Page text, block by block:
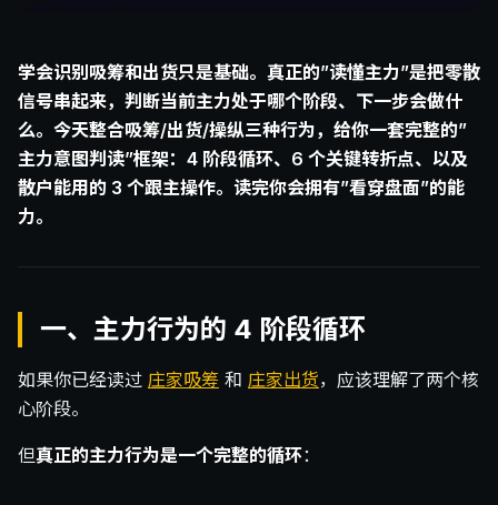
学会识别吸筹和出货只是基础。真正的”读懂主力”是把零散
信号串起来，判断当前主力处于哪个阶段、下一步会做什
么。今天整合吸筹/出货/操纵三种行为，给你一套完整的”
主力意图判读”框架：4 阶段循环、6 个关键转折点、以及
散户能用的 3 个跟主操作。读完你会拥有”看穿盘面”的能
力。
一、主力行为的 4 阶段循环
如果你已经读过 庄家吸筹 和 庄家出货，应该理解了两个核
心阶段。
但真正的主力行为是一个完整的循环：